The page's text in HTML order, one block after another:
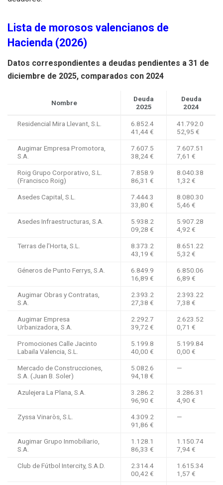
Lista de morosos valencianos de
Hacienda (2026)
Datos correspondientes a deudas pendientes a 31 de
diciembre de 2025, comparados con 2024
Nombre
Deuda
2025
Deuda
2024
Residencial Mira Llevant, S.L.
6.852.4
41,44 €
41.792.0
52,95 €
Augimar Empresa Promotora,
S.A.
7.607.5
38,24 €
7.607.51
7,61 €
Roig Grupo Corporativo, S.L.
(Francisco Roig)
7.858.9
86,31 €
8.040.38
1,32 €
Asedes Capital, S.L.
7.444.3
33,80 €
8.080.30
5,46 €
Asedes Infraestructuras, S.A.
5.938.2
09,28 €
5.907.28
4,92 €
Terras de l’Horta, S.L.
8.373.2
43,19 €
8.651.22
5,32 €
Géneros de Punto Ferrys, S.A.
6.849.9
16,89 €
6.850.06
6,89 €
Augimar Obras y Contratas,
S.A.
2.393.2
27,38 €
2.393.22
7,38 €
Augimar Empresa
Urbanizadora, S.A.
2.292.7
39,72 €
2.623.52
0,71 €
Promociones Calle Jacinto
Labaila Valencia, S.L.
5.199.8
40,00 €
5.199.84
0,00 €
Mercado de Construcciones,
S.A. (Juan B. Soler)
5.082.6
94,18 €
—
Azulejera La Plana, S.A.
3.286.2
96,90 €
3.286.31
4,90 €
Zyssa Vinaròs, S.L.
4.309.2
91,86 €
—
Augimar Grupo Inmobiliario,
S.A.
1.128.1
86,33 €
1.150.74
7,94 €
Club de Fútbol Intercity, S.A.D.
2.314.4
00,42 €
1.615.34
1,57 €